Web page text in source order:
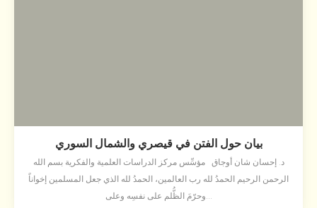
بيان حول الفتن في قيصري والشمال السوري
د. إحسان شان أوجاق مؤسِّس مركز الدراسات العلمية والفكرية بسم الله
الرحمن الرحيم الحمدُ لله رب العالمين، الحمدُ لله الذي جعل المسلمين إخواناً